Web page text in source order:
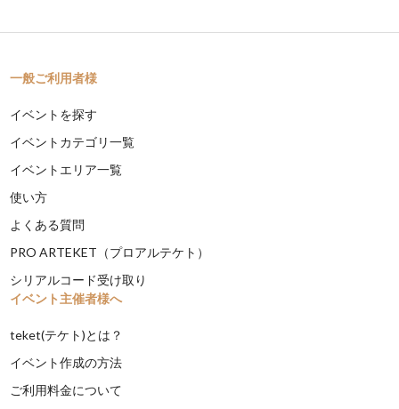
一般ご利用者様
イベントを探す
イベントカテゴリ一覧
イベントエリア一覧
使い方
よくある質問
PRO ARTEKET（プロアルテケト）
シリアルコード受け取り
イベント主催者様へ
teket(テケト)とは？
イベント作成の方法
ご利用料金について